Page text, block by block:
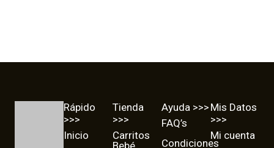
Rápido
>>>
Inicio
Tienda
>>>
Carritos
Bebé
Ayuda >>>
FAQ’s
Condiciones
Mis Datos
>>>
Mi cuenta